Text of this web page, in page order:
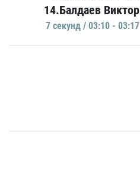
14.Балдаев Виктор
7 секунд / 03:10 - 03:17